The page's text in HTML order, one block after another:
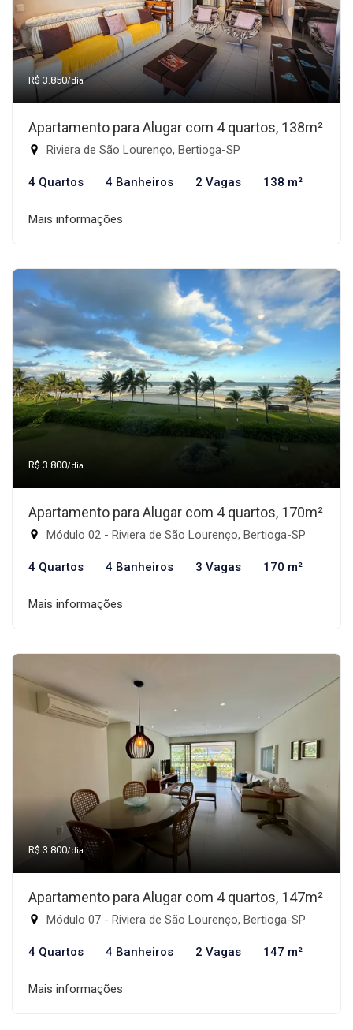
R$ 3.850/dia
Apartamento para Alugar com 4 quartos, 138m²
Riviera de São Lourenço, Bertioga-SP
4 Quartos 4 Banheiros 2 Vagas 138 m²
Mais informações
R$ 3.800/dia
Apartamento para Alugar com 4 quartos, 170m²
Módulo 02 - Riviera de São Lourenço, Bertioga-SP
4 Quartos 4 Banheiros 3 Vagas 170 m²
Mais informações
R$ 3.800/dia
Apartamento para Alugar com 4 quartos, 147m²
Módulo 07 - Riviera de São Lourenço, Bertioga-SP
4 Quartos 4 Banheiros 2 Vagas 147 m²
Mais informações